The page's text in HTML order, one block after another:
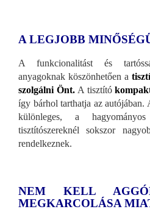
A LEGJOBB
A funkcionalitást és
anyagoknak köszönhetően a
szolgálni Önt.A tisztító
így bárhol tarthatja az
különleges, a
tisztítószereknél sokszor
rendelkeznek.
NEM KELL
MEGKARCOLÁSA